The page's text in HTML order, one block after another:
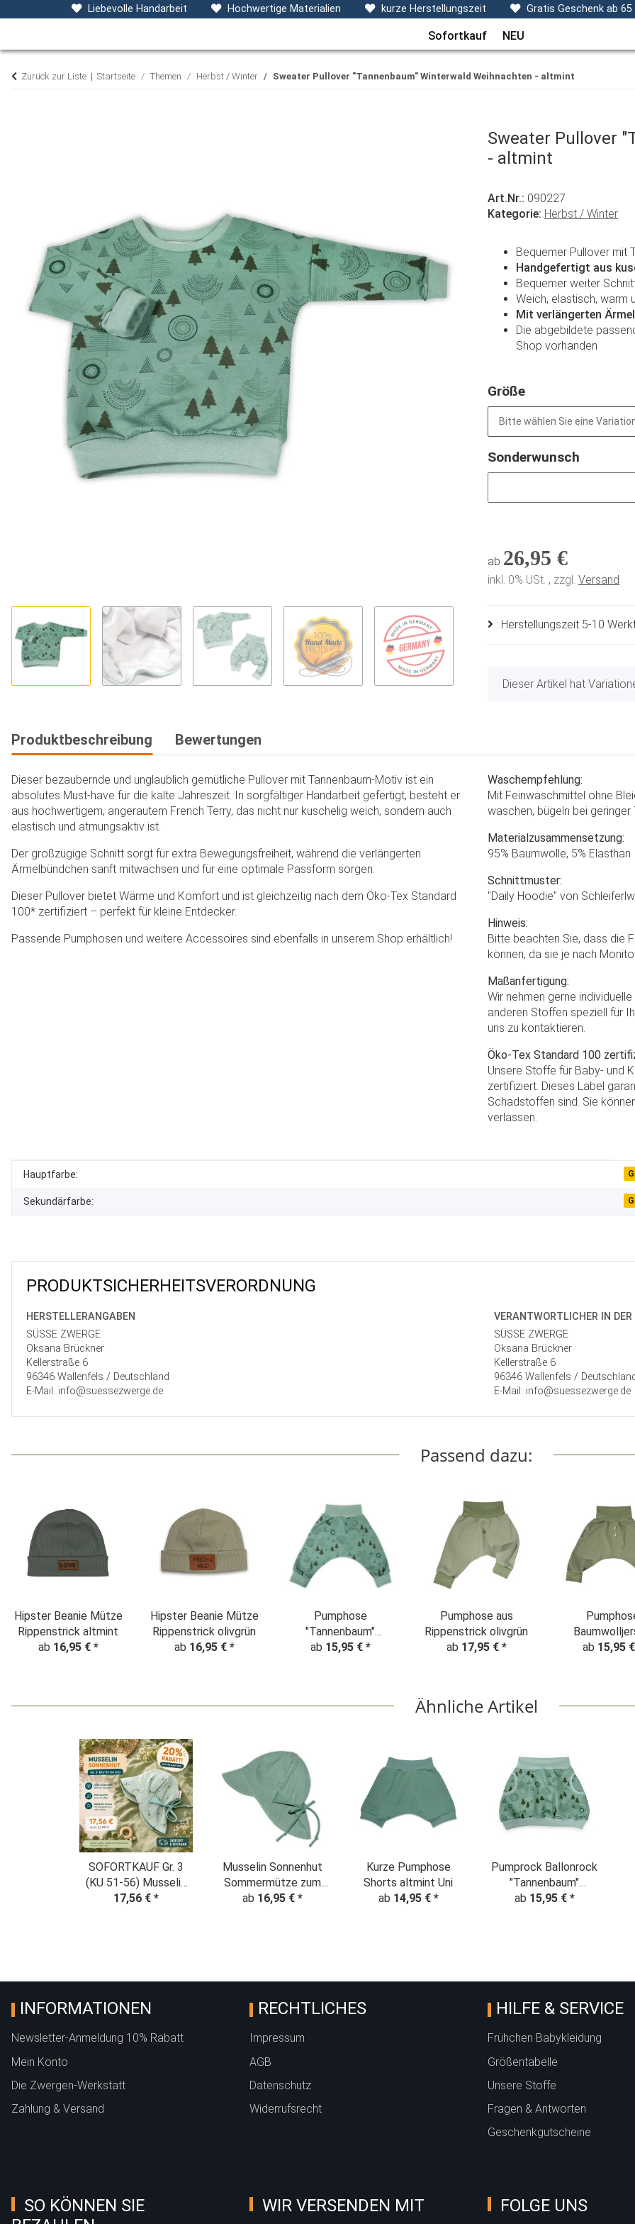
Liebevolle Handarbeit Hochwertige Materialien kurze Herstellungszeit Gratis Geschenk ab
Baby- & Kinderkleidung Accessoires Decken, Kissen & Co Themen Sets
Sofortkauf NEU
Zurück zur Liste Startseite Themen Herbst / Winter Sweater Pullover "Tannenbaum" Winterwald Weihnachten - altmint
Sweater Pullover
- altmint
Art.Nr.: 090227
Kategorie: Herbst / Winter
Bequemer Pullover mit
Handgefertigt aus
Bequemer weiter
Weich, elastisch, warm
Mit verlängerten
Die abgebildete
Shop vorhanden
Größe
Bitte wählen Sie eine
Sonderwunsch
ab 26,95 €
inkl. 0% USt. , zzgl. Versand
: Herstellungszeit 5-10
x
Dieser Artikel hat
Produktbeschreibung Bewertungen
Dieser bezaubernde und unglaublich gemütliche Pullover mit Tannenbaum-Motiv ist ein
absolutes Must-have für die kalte Jahreszeit. In sorgfältiger Handarbeit gefertigt, besteht er
aus hochwertigem, angerautem French Terry, das nicht nur kuschelig weich, sondern auch
elastisch und atmungsaktiv ist.
Der großzügige Schnitt sorgt für extra Bewegungsfreiheit, während die verlängerten
Ärmelbündchen sanft mitwachsen und für eine optimale Passform sorgen.
Dieser Pullover bietet Wärme und Komfort und ist gleichzeitig nach dem Öko-Tex Standard
100* zertifiziert – perfekt für kleine Entdecker.
Passende Pumphosen und weitere Accessoires sind ebenfalls in unserem Shop erhältlich!
Waschempfehlung:
Mit Feinwaschmittel ohne
waschen, bügeln bei geringer
Materialzusammensetzung:
95% Baumwolle, 5% Elasthan
Schnittmuster:
"Daily Hoodie" von
Hinweis:
Bitte beachten Sie, dass die
können, da sie je nach
Maßanfertigung:
Wir nehmen gerne
anderen Stoffen speziell für
uns zu kontaktieren.
Öko-Tex Standard 100
Unsere Stoffe für Baby- und
zertifiziert. Dieses Label
Schadstoffen sind. Sie
verlassen.
Produkteigenschaft
Wert
Hauptfarbe:
Sekundärfarbe:
PRODUKT­SICHER­HEITS­VER­ORD­NUNG
HERSTELLER­ANGABEN
SÜSSE ZWERGE
Oksana Brückner
Kellerstraße 6
96346 Wallenfels / Deutschland
E-Mail: info@suessezwerge.de
VERANTWORT­LICHER IN DER
SÜSSE ZWERGE
Oksana Brückner
Kellerstraße 6
96346 Wallenfels /
E-Mail: info@suessezwerge.de
Passend dazu:
Hipster Beanie Mütze
Rippenstrick altmint
ab 16,95 € *
Hipster Beanie Mütze
Rippenstrick olivgrün
ab 16,95 € *
Pumphose
"Tannenbaum"
Winterwald
ab 15,95 € *
Pumphose aus
Rippenstrick olivgrün
ab 17,95 € *
olivgrün
ab 15,95
Ähnliche Artikel
SOFORTKAUF Gr. 3
(KU 51-56) Musselin
Sonnenhut
17,56 € *
Musselin Sonnenhut
Sommermütze zum
mitwachsen altmint
ab 16,95 € *
Kurze Pumphose
Shorts altmint Uni
ab 14,95 € *
Pumprock Ballonrock
"Tannenbaum"
Weihnachten
ab 15,95 € *
INFORMATIONEN
Newsletter-Anmeldung 10% Rabatt
Mein Konto
Die Zwergen-Werkstatt
Zahlung & Versand
RECHTLICHES
Impressum
AGB
Datenschutz
Widerrufsrecht
HILFE & SERVICE
Frühchen Babykleidung
Größentabelle
Unsere Stoffe
Fragen & Antworten
Geschenkgutscheine
SO KÖNNEN SIE
WIR VERSENDEN MIT FOLGE UNS